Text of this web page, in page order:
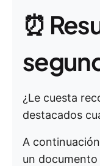
⏰
¿Le cuesta
destacados
A
un